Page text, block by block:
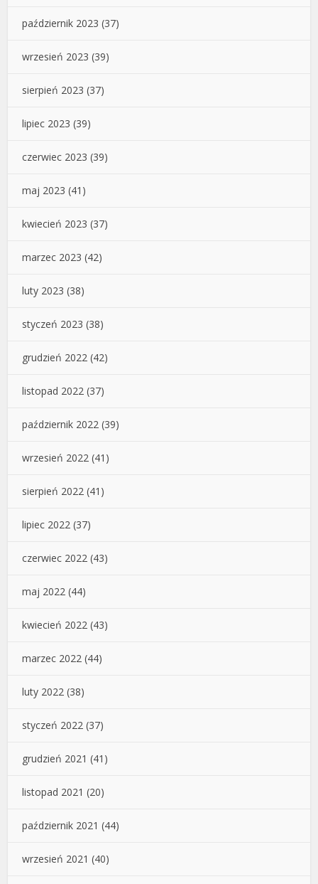
październik 2023 (37)
wrzesień 2023 (39)
sierpień 2023 (37)
lipiec 2023 (39)
czerwiec 2023 (39)
maj 2023 (41)
kwiecień 2023 (37)
marzec 2023 (42)
luty 2023 (38)
styczeń 2023 (38)
grudzień 2022 (42)
listopad 2022 (37)
październik 2022 (39)
wrzesień 2022 (41)
sierpień 2022 (41)
lipiec 2022 (37)
czerwiec 2022 (43)
maj 2022 (44)
kwiecień 2022 (43)
marzec 2022 (44)
luty 2022 (38)
styczeń 2022 (37)
grudzień 2021 (41)
listopad 2021 (20)
październik 2021 (44)
wrzesień 2021 (40)